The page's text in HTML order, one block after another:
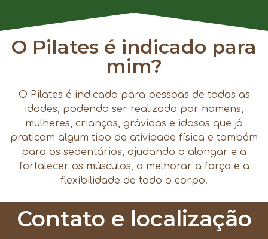
O Pilates é indicado para
mim?
O Pilates é indicado para pessoas de todas as
idades, podendo ser realizado por homens,
mulheres, crianças, grávidas e idosos que já
praticam algum tipo de atividade física e também
para os sedentários, ajudando a alongar e a
fortalecer os músculos, a melhorar a força e a
flexibilidade de todo o corpo.
Contato e localização